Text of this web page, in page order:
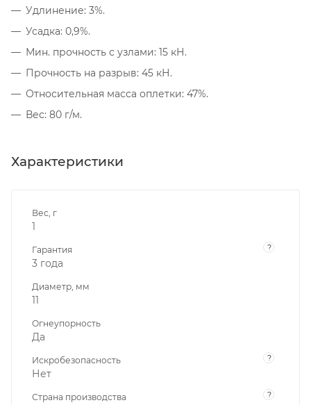
Удлинение: 3%.
Усадка: 0,9%.
Мин. прочность с узлами: 15 кН.
Прочность на разрыв: 45 кН.
Относительная масса оплетки: 47%.
Вес: 80 г/м.
Характеристики
Вес, г
1
Гарантия ?
3 года
Диаметр, мм
11
Огнеупорность
Да
Искробезопасность ?
Нет
Страна производства ?